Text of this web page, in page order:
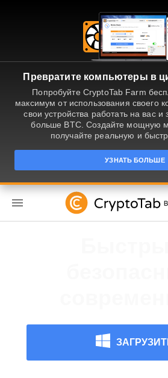
Превратите компьютеры в
Попробуйте CryptoTab Farm
максимум от использования своего
свои устройства работать на вас
больше BTC. Создайте мощную
получайте реальную и
УЗНАТЬ БОЛЬШЕ